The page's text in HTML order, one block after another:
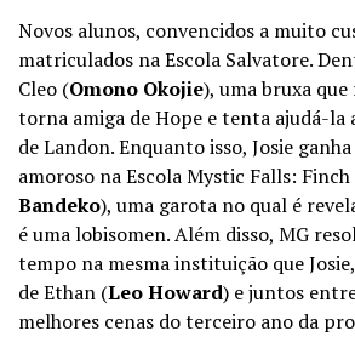
Novos alunos, convencidos a muito
matriculados na Escola Salvatore.
Cleo (Omono Okojie), uma bruxa
torna amiga de Hope e tenta ajudá-la
de Landon. Enquanto isso, Josie
amoroso na Escola Mystic Falls: Finch
Bandeko), uma garota no qual é
é uma lobisomen. Além disso, MG
tempo na mesma instituição que
de Ethan (Leo Howard) e juntos
melhores cenas do terceiro ano da